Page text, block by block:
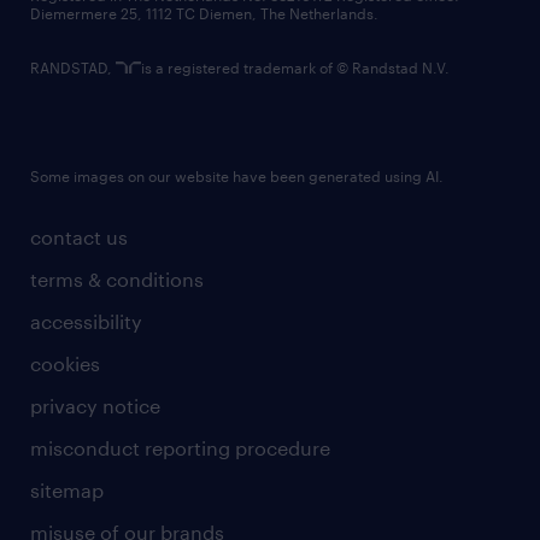
contact us
terms & conditions
accessibility
cookies
privacy notice
misconduct reporting procedure
sitemap
misuse of our brands
Diemermere 25, 1112 TC Diemen, The Netherlands.
RANDSTAD, is a registered trademark of © Randstad N.V.
Some images on our website have been generated using AI.